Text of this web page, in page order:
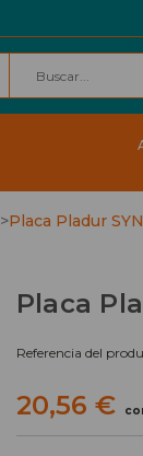
>Placa Pladur
Placa
Referencia del
20,56 €